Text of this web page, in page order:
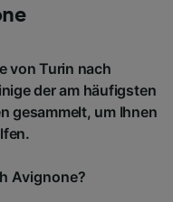
von Turin nach
der am häufigsten
gesammelt, um Ihnen
Avignone?